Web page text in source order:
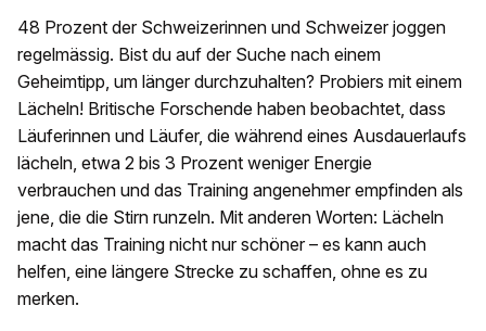
48 Prozent der Schweizerinnen und Schweizer joggen
regelmässig. Bist du auf der Suche nach einem
Geheimtipp, um länger durchzuhalten? Probiers mit einem
Lächeln! Britische Forschende haben beobachtet, dass
Läuferinnen und Läufer, die während eines Ausdauerlaufs
lächeln, etwa 2 bis 3 Prozent weniger Energie
verbrauchen und das Training angenehmer empfinden als
jene, die die Stirn runzeln. Mit anderen Worten: Lächeln
macht das Training nicht nur schöner – es kann auch
helfen, eine längere Strecke zu schaffen, ohne es zu
merken.